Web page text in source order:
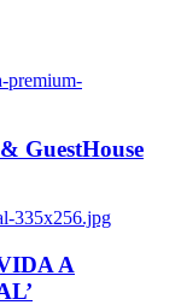
premium-
GuestHouse
335x256.jpg
A